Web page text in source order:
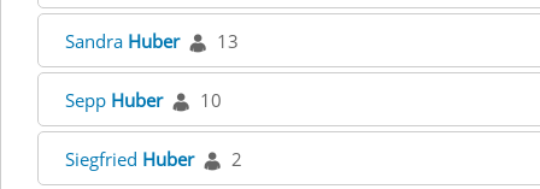
Sandra Huber 13
Sepp Huber 10
Siegfried Huber 2